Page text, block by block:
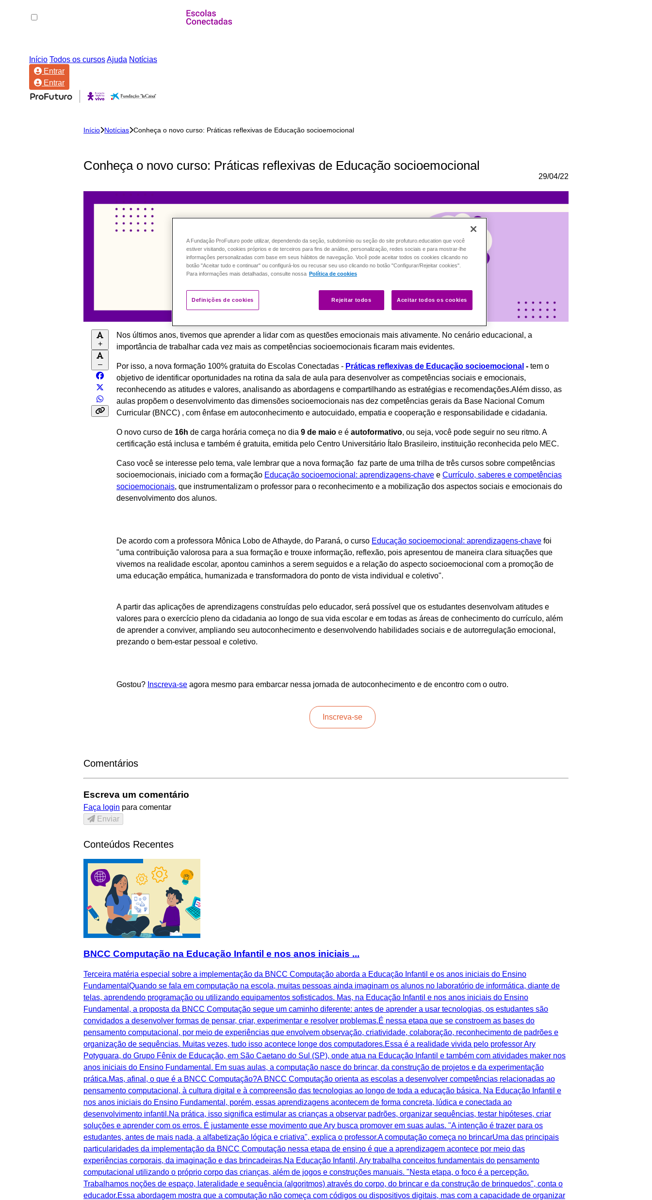
Início Todos os cursosAjuda Notícias
Entrar
Entrar
Início Notícias Conheça o novo curso: Práticas reflexivas de Educação socioemocional
Conheça o novo curso: Práticas reflexivas de Educação socioemocional
29/04/22
+
–
Nos últimos anos, tivemos que aprender a lidar com as questões emocionais mais ativamente. No cenário educacional, a
importância de trabalhar cada vez mais as competências socioemocionais ficaram mais evidentes.
Por isso, a nova formação 100% gratuita do Escolas Conectadas - Práticas reflexivas de Educação socioemocional - tem o
objetivo de identificar oportunidades na rotina da sala de aula para desenvolver as competências sociais e emocionais,
reconhecendo as atitudes e valores, analisando as abordagens e compartilhando as estratégias e recomendações.Além disso, as
aulas propõem o desenvolvimento das dimensões socioemocionais nas dez competências gerais da Base Nacional Comum
Curricular (BNCC) , com ênfase em autoconhecimento e autocuidado, empatia e cooperação e responsabilidade e cidadania.
O novo curso de 16h de carga horária começa no dia 9 de maio e é autoformativo, ou seja, você pode seguir no seu ritmo. A
certificação está inclusa e também é gratuita, emitida pelo Centro Universitário Ítalo Brasileiro, instituição reconhecida pelo MEC.
Caso você se interesse pelo tema, vale lembrar que a nova formação faz parte de uma trilha de três cursos sobre competências
socioemocionais, iniciado com a formação Educação socioemocional: aprendizagens-chave e Currículo, saberes e competências
socioemocionais, que instrumentalizam o professor para o reconhecimento e a mobilização dos aspectos sociais e emocionais do
desenvolvimento dos alunos.
De acordo com a professora Mônica Lobo de Athayde, do Paraná, o curso Educação socioemocional: aprendizagens-chave foi
"uma contribuição valorosa para a sua formação e trouxe informação, reflexão, pois apresentou de maneira clara situações que
vivemos na realidade escolar, apontou caminhos a serem seguidos e a relação do aspecto socioemocional com a promoção de
uma educação empática, humanizada e transformadora do ponto de vista individual e coletivo".
A partir das aplicações de aprendizagens construídas pelo educador, será possível que os estudantes desenvolvam atitudes e
valores para o exercício pleno da cidadania ao longo de sua vida escolar e em todas as áreas de conhecimento do currículo, além
de aprender a conviver, ampliando seu autoconhecimento e desenvolvendo habilidades sociais e de autorregulação emocional,
prezando o bem-estar pessoal e coletivo.
Gostou? Inscreva-se agora mesmo para embarcar nessa jornada de autoconhecimento e de encontro com o outro.
Inscreva-se
Comentários
Escreva um comentário
Faça login para comentar
Enviar
Conteúdos Recentes
BNCC Computação na Educação Infantil e nos anos iniciais ...
Terceira matéria especial sobre a implementação da BNCC Computação aborda a Educação Infantil e os anos iniciais do Ensino
FundamentalQuando se fala em computação na escola, muitas pessoas ainda imaginam os alunos no laboratório de informática, diante de
telas, aprendendo programação ou utilizando equipamentos sofisticados. Mas, na Educação Infantil e nos anos iniciais do Ensino
Fundamental, a proposta da BNCC Computação segue um caminho diferente: antes de aprender a usar tecnologias, os estudantes são
convidados a desenvolver formas de pensar, criar, experimentar e resolver problemas.É nessa etapa que se constroem as bases do
pensamento computacional, por meio de experiências que envolvem observação, criatividade, colaboração, reconhecimento de padrões e
organização de sequências. Muitas vezes, tudo isso acontece longe dos computadores.Essa é a realidade vivida pelo professor Ary
Potyguara, do Grupo Fênix de Educação, em São Caetano do Sul (SP), onde atua na Educação Infantil e também com atividades maker nos
anos iniciais do Ensino Fundamental. Em suas aulas, a computação nasce do brincar, da construção de projetos e da experimentação
prática.Mas, afinal, o que é a BNCC Computação?A BNCC Computação orienta as escolas a desenvolver competências relacionadas ao
pensamento computacional, à cultura digital e à compreensão das tecnologias ao longo de toda a educação básica. Na Educação Infantil e
nos anos iniciais do Ensino Fundamental, porém, essas aprendizagens acontecem de forma concreta, lúdica e conectada ao
desenvolvimento infantil.Na prática, isso significa estimular as crianças a observar padrões, organizar sequências, testar hipóteses, criar
soluções e aprender com os erros. É justamente esse movimento que Ary busca promover em suas aulas. "A intenção é trazer para os
estudantes, antes de mais nada, a alfabetização lógica e criativa", explica o professor.A computação começa no brincarUma das principais
particularidades da implementação da BNCC Computação nessa etapa de ensino é que a aprendizagem acontece por meio das
experiências corporais, da imaginação e das brincadeiras.Na Educação Infantil, Ary trabalha conceitos fundamentais do pensamento
computacional utilizando o próprio corpo das crianças, além de jogos e construções manuais. "Nesta etapa, o foco é a percepção.
Trabalhamos noções de espaço, lateralidade e sequência (algoritmos) através do corpo, do brincar e da construção de brinquedos", conta o
educador.Essa abordagem mostra que a computação não começa com códigos ou dispositivos digitais, mas com a capacidade de organizar
A Fundação ProFuturo pode utilizar, dependendo da seção, subdomínio ou seção do site profuturo.education que você
estiver visitando, cookies próprios e de terceiros para fins de análise, personalização, redes sociais e para mostrar-lhe
informações personalizadas com base em seus hábitos de navegação. Você pode aceitar todos os cookies clicando no
botão "Aceitar tudo e continuar" ou configurá-los ou recusar seu uso clicando no botão "Configurar/Rejeitar cookies".
Para informações mais detalhadas, consulte nossa Política de cookies
Definições de cookies Rejeitar todos Aceitar todos os cookies